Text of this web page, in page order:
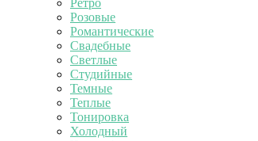
Ретро
Розовые
Романтические
Свадебные
Светлые
Студийные
Темные
Теплые
Тонировка
Холодный